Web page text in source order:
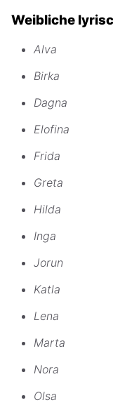
Weibliche
Alva
Birka
Dagna
Elofina
Frida
Greta
Hilda
Inga
Jorun
Katla
Lena
Marta
Nora
Olsa